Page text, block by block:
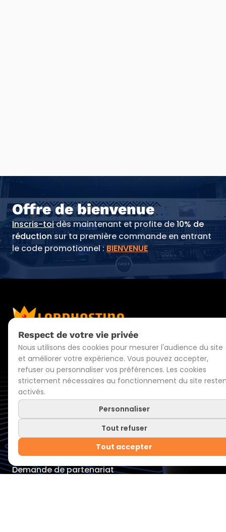
Offre de bienvenue
Inscris-toidès maintenant et profite de10% de
réductionsur ta première commande en entrant
le code promotionnel :BIENVENUE
Nos Offres
Serveurs dédiés et VPS
Offres Web
LordHosting
Discord
Demande de partenariat
Lordhosting est une SASU au capital de 1 000 €.
SIREN 105 383 988 RCS Paris.
Respect de votre vie privée
Nous utilisons des cookies pour mesurer l'audience du site
et améliorer votre expérience. Vous pouvez accepter,
refuser ou personnaliser vos préférences. Les cookies
strictement nécessaires au fonctionnement du site
activés.
Personnaliser
Tout refuser
Tout accepter